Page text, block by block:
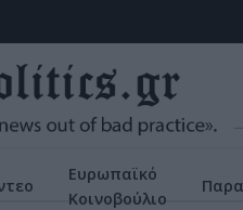
Ευρωπαϊκό
Κοινοβούλιο